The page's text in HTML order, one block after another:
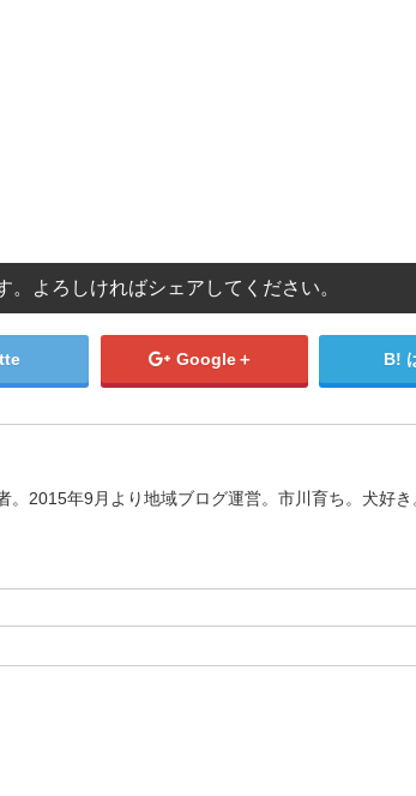
よろしければシェアしてください。
Google＋
。2015年9月より地域ブログ運営。市川育ち。犬好き